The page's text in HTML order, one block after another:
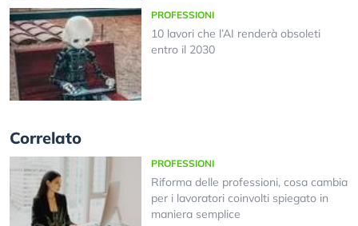
PROFESSIONI
10 lavori che l’AI renderà obsoleti
entro il 2030
Correlato
PROFESSIONI
Riforma delle professioni, cosa cambia
per i lavoratori coinvolti spiegato in
maniera semplice